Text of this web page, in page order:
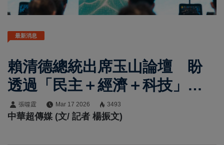
最新消息
賴清德總統出席玉山論壇 盼
透過「民主＋經濟＋科技」加
值效應 攜手民主夥伴促進和
平與繁榮
張噬霆 Mar 17 2026 3493
中華超傳媒 (文/ 記者 楊振文)